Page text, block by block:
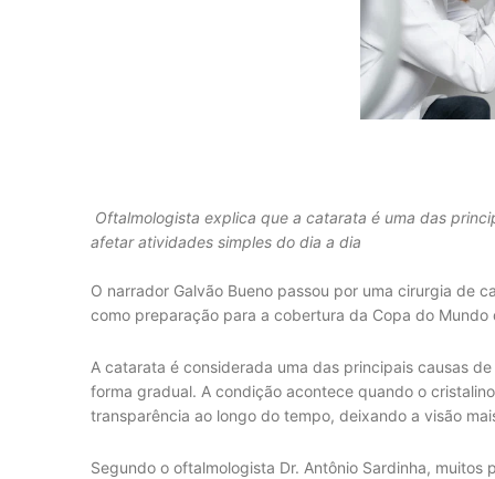
Oftalmologista explica que a catarata é uma das
afetar atividades simples do dia a dia
O narrador Galvão Bueno passou por uma cirurgia de
como preparação para a cobertura da Copa do
A catarata é considerada uma das principais causas
forma gradual. A condição acontece quando o
transparência ao longo do tempo, deixando a visão
Segundo o oftalmologista Dr. Antônio Sardinha,